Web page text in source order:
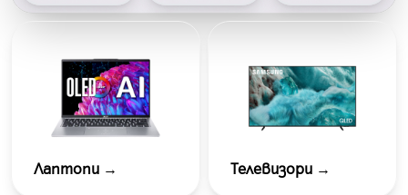
Лаптопи → Телевизори →